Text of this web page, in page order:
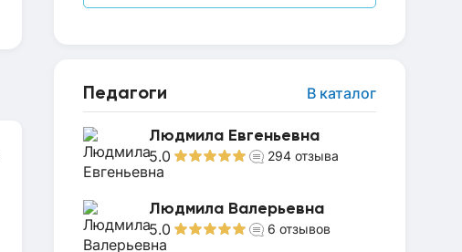
Педагоги В каталог
Людмила Евгеньевна
5.0 294 отзыва
Людмила Валерьевна
5.0 6 отзывов